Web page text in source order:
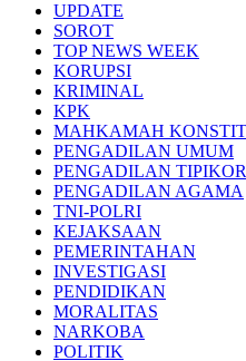
UPDATE
SOROT
TOP NEWS WEEK
KORUPSI
KRIMINAL
KPK
MAHKAMAH
PENGADILAN UMUM
PENGADILAN TIPIKOR
PENGADILAN AGAMA
TNI-POLRI
KEJAKSAAN
PEMERINTAHAN
INVESTIGASI
PENDIDIKAN
MORALITAS
NARKOBA
POLITIK